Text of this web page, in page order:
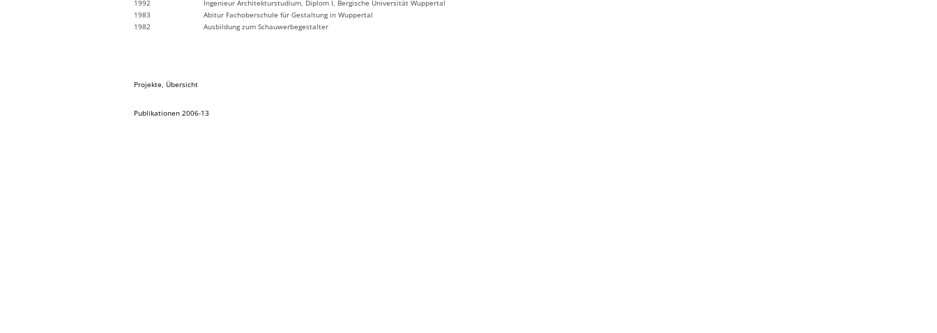
1992
1983
1982
Ingenieur Architekturstudium, Diplom I, Bergische Universität Wuppertal
Abitur Fachoberschule für Gestaltung in Wuppertal
Ausbildung zum Schauwerbegestalter
Projekte, Übersicht
Publikationen 2006-13